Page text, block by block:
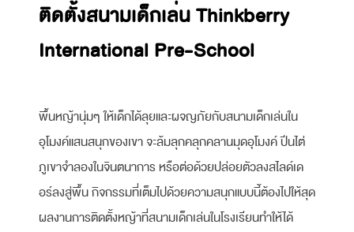
ติดตั้งสนามเด็กเล่น Thinkberry
International Pre-School
พื้นหญ้านุ่มๆ ให้เด็กได้ลุยและผจญภัยกับสนามเด็กเล่นใน
อุโมงค์แสนสนุกของเขา จะล้มลุกคลุกคลานมุดอุโมงค์ ปีนไต่
ภูเขาจำลองในจินตนาการ หรือต่อด้วยปล่อยตัวลงสไลด์เด
อร์ลงสู่พื้น กิจกรรมที่เต็มไปด้วยความสนุกแบบนี้ต้องไปให้สุด
ผลงานการติดตั้งหญ้าที่สนามเด็กเล่นในโรงเรียนทำให้ได้